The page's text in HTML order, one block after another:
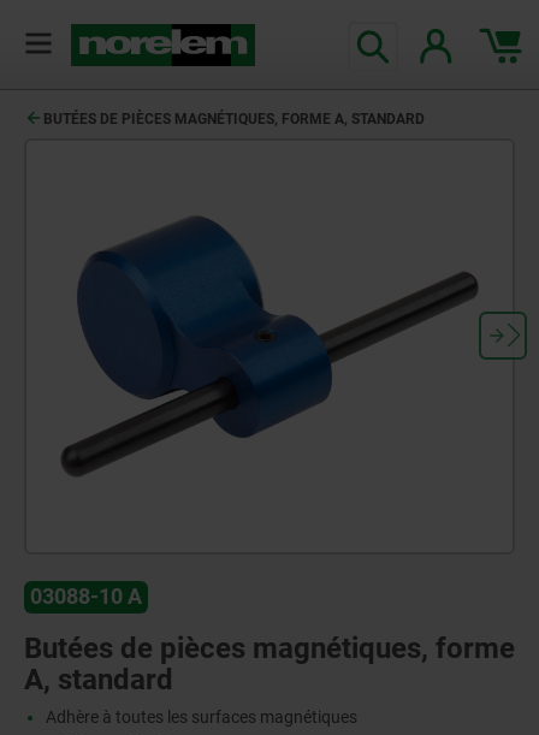
BUTÉES DE PIÈCES MAGNÉTIQUES, FORME A, STANDARD
03088-10 A
Butées de pièces magnétiques, forme
A, standard
Adhère à toutes les surfaces magnétiques